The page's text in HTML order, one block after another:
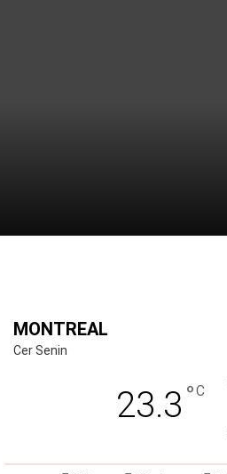
MONTREAL
Cer Senin
23.3 °C